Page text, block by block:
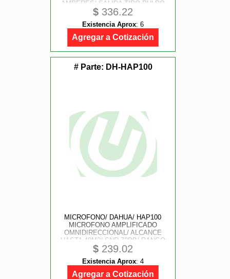
AMPERES/ SALIDA TIPO PULPO
DE 4 CANALES CON CONECTOR
MACHO/ 0.7 AMPER POR CANAL/
PROTECCION DE TEMPERATURA/
COLOR NEGRO
$ 336.22
Existencia Aprox: 6
Agregar a Cotización
# Parte: DH-HAP100
MICROFONO/ DAHUA/ HAP100
MICROFONO AMPLIFICADO
OMNIDIRECCIONAL/ ALCANCE
HASTA 40M2/ SNR 70DB/ RANGO
DINAMICO 104 DB/ PRESION DE
SONIDO MAXIMO 120DB
$ 239.02
Existencia Aprox: 4
Agregar a Cotización